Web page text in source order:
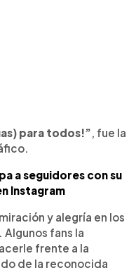
para todos!”, fue la
a seguidores con su
Instagram
y alegría en los
fans la
frente a la
de la reconocida